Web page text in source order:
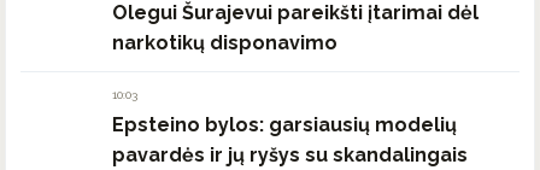
Olegui Šurajevui pareikšti įtarimai dėl
narkotikų disponavimo
10:03
Epsteino bylos: garsiausių modelių
pavardės ir jų ryšys su skandalingais